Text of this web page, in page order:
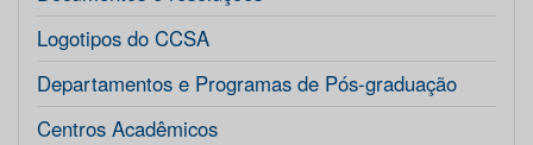
Logotipos do CCSA
Departamentos e Programas de Pós-graduação
Centros Acadêmicos